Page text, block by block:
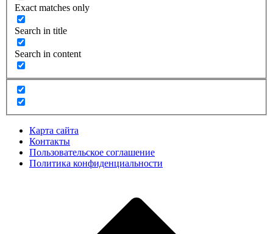
Exact matches only
Search in title
Search in content
Карта сайта
Контакты
Пользовательское соглашение
Политика конфиденциальности